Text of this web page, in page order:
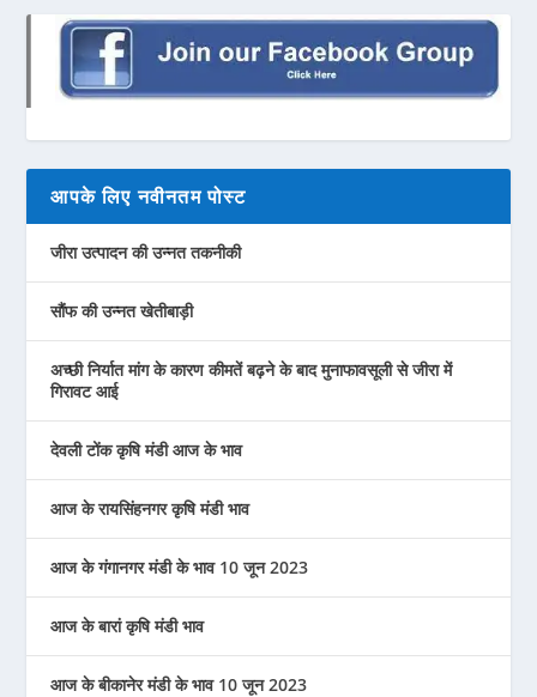
आपके लिए नवीनतम पोस्ट
जीरा उत्पादन की उन्नत तकनीकी
सौंफ की उन्नत खेतीबाड़ी
अच्छी निर्यात मांग के कारण कीमतें बढ़ने के बाद मुनाफावसूली से जीरा में
गिरावट आई
देवली टोंक कृषि मंडी आज के भाव
आज के रायसिंहनगर कृषि मंडी भाव
आज के गंगानगर मंडी के भाव 10 जून 2023
आज के बारां कृषि मंडी भाव
आज के बीकानेर मंडी के भाव 10 जून 2023